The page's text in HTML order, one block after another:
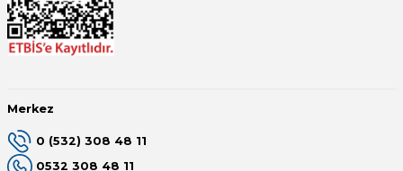
Merkez
0 (532) 308 48 11
0532 308 48 11